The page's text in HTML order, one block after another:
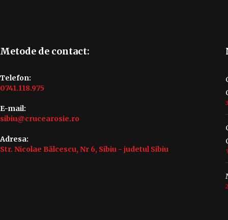
Metode de contact:
Telefon:
0741.118.975
E-mail:
sibiu@crucearosie.ro
Adresa:
Str. Nicolae Bălcescu, Nr 6, Sibiu - judetul Sibiu